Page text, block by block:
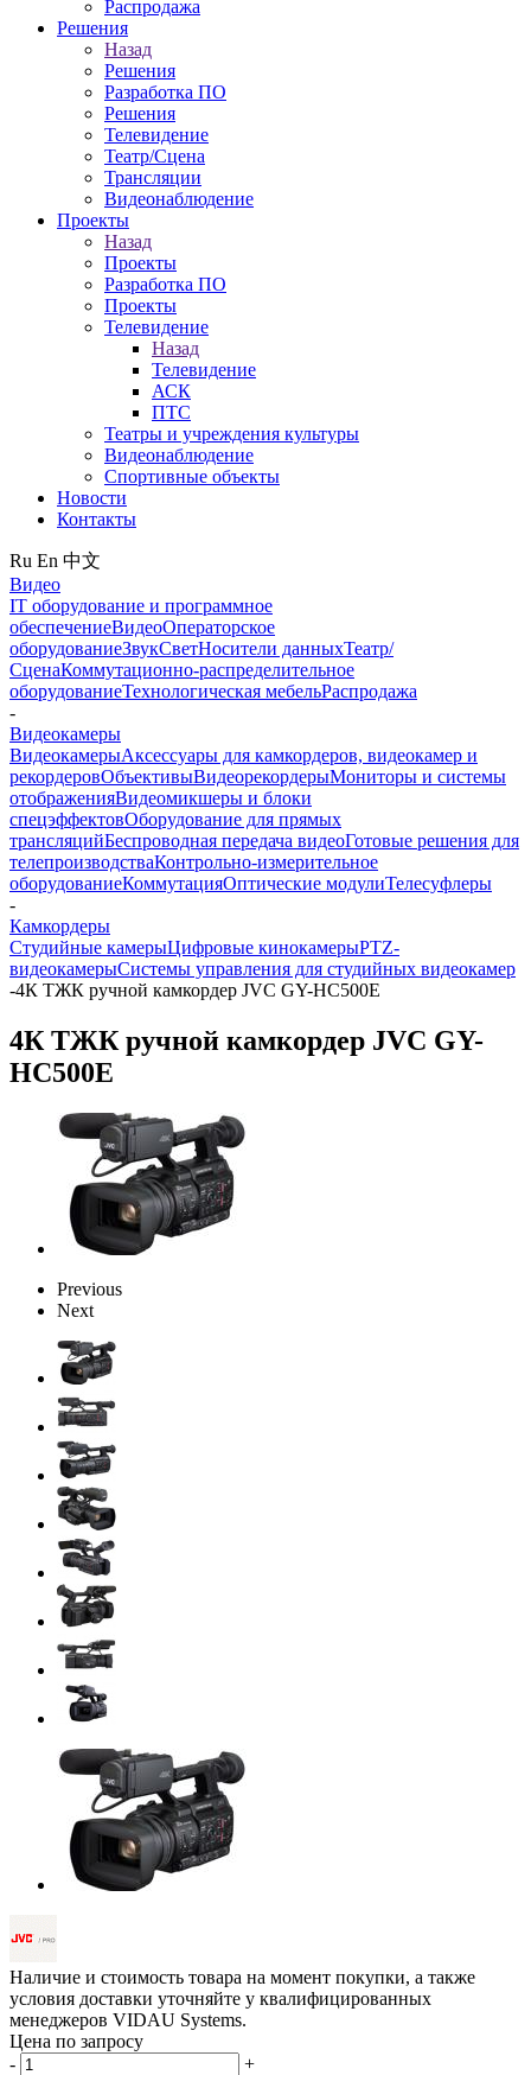
Распродажа
Решения
Назад
Решения
Разработка ПО
Решения
Телевидение
Театр/Сцена
Трансляции
Видеонаблюдение
Проекты
Назад
Проекты
Разработка ПО
Проекты
Телевидение
Назад
Телевидение
АСК
ПТС
Театры и учреждения культуры
Видеонаблюдение
Спортивные объекты
Новости
Контакты
Ru En 中文
Видео
IT оборудование и программное
обеспечениеВидеоОператорское
оборудованиеЗвукСветНосители данныхТеатр/
СценаКоммутационно-распределительное
оборудованиеТехнологическая мебельРаспродажа
-
Видеокамеры
ВидеокамерыАксессуары для камкордеров, видеокамер и
рекордеровОбъективыВидеорекордерыМониторы и системы
отображенияВидеомикшеры и блоки
спецэффектовОборудование для прямых
трансляцийБеспроводная передача видеоГотовые решения для
телепроизводстваКонтрольно-измерительное
оборудованиеКоммутацияОптические модулиТелесуфлеры
-
Камкордеры
Студийные камерыЦифровые кинокамерыPTZ-
видеокамерыСистемы управления для студийных видеокамер
-4К ТЖК ручной камкордер JVC GY-HC500E
4К ТЖК ручной камкордер JVC GY-
HC500E
Previous
Next
Наличие и стоимость товара на момент покупки, а также
условия доставки уточняйте у квалифицированных
менеджеров VIDAU Systems.
Цена по запросу
-
+